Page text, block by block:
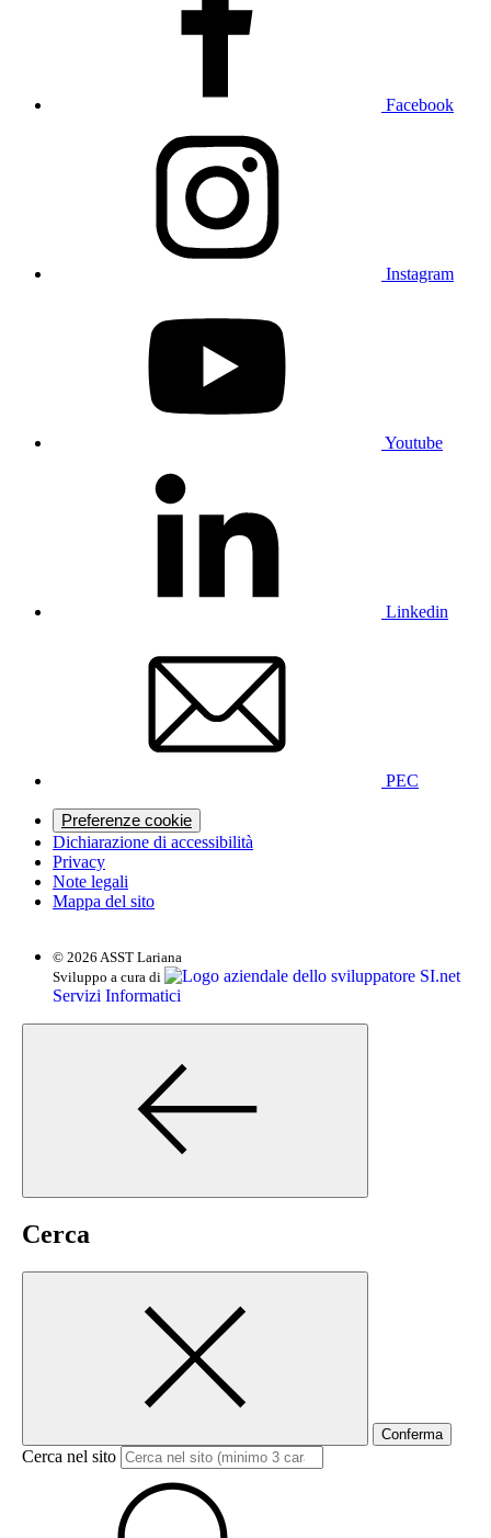
Facebook
Instagram
Youtube
Linkedin
PEC
Preferenze cookie
Dichiarazione di accessibilità
Privacy
Note legali
Mappa del sito
© 2026 ASST Lariana
Sviluppo a cura di
SI.net
Servizi Informatici
Cerca
Conferma
Cerca nel sito